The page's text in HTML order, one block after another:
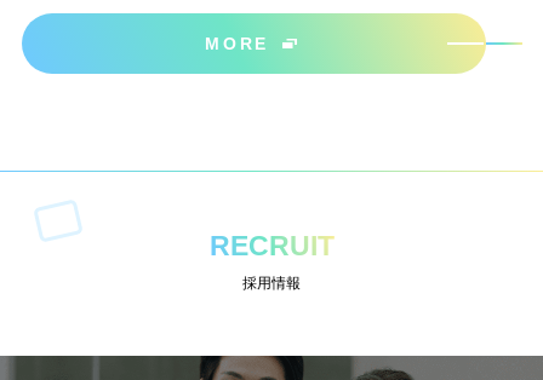
ださいね＾＾
MORE
RECRUIT
採用情報